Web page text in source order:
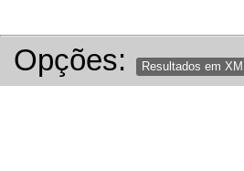
Opções: Resultados em XML